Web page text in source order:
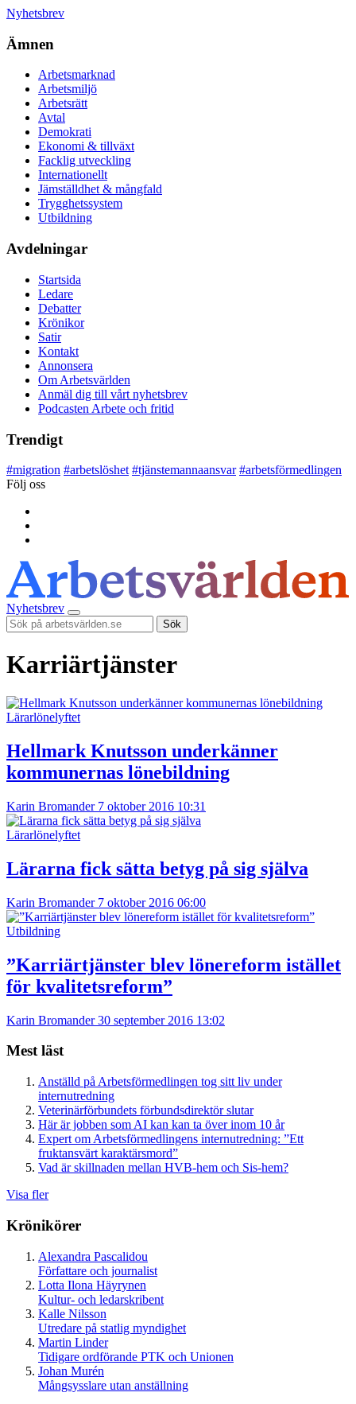
Nyhetsbrev
Ämnen
Arbetsmarknad
Arbetsmiljö
Arbetsrätt
Avtal
Demokrati
Ekonomi & tillväxt
Facklig utveckling
Internationellt
Jämställdhet & mångfald
Trygghetssystem
Utbildning
Avdelningar
Startsida
Ledare
Debatter
Krönikor
Satir
Kontakt
Annonsera
Om Arbetsvärlden
Anmäl dig till vårt nyhetsbrev
Podcasten Arbete och fritid
Trendigt
#migration #arbetslöshet #tjänstemannaansvar #arbetsförmedlingen
Följ oss
Nyhetsbrev
Sök
Karriärtjänster
Lärarlönelyftet
Hellmark Knutsson underkänner
kommunernas lönebildning
Karin Bromander 7 oktober 2016 10:31
Lärarlönelyftet
Lärarna fick sätta betyg på sig själva
Karin Bromander 7 oktober 2016 06:00
Utbildning
”Karriärtjänster blev lönereform istället
för kvalitetsreform”
Karin Bromander30 september 2016 13:02
Mest läst
Anställd på Arbetsförmedlingen tog sitt liv under
internutredning
Veterinärförbundets förbundsdirektör slutar
Här är jobben som AI kan kan ta över inom 10 år
Expert om Arbetsförmedlingens internutredning: ”Ett
fruktansvärt karaktärsmord”
Vad är skillnaden mellan HVB-hem och Sis-hem?
Visa fler
Krönikörer
Alexandra Pascalidou
Författare och journalist
Lotta Ilona Häyrynen
Kultur- och ledarskribent
Kalle Nilsson
Utredare på statlig myndighet
Martin Linder
Tidigare ordförande PTK och Unionen
Johan Murén
Mångsysslare utan anställning